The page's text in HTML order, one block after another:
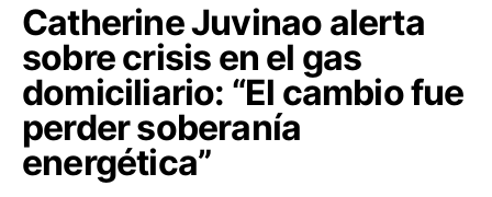
Catherine Juvinao alerta
sobre crisis en el gas
domiciliario: “El cambio fue
perder soberanía
energética”